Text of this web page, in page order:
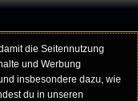
die Seitennutzung
und Werbung
insbesondere dazu, wie
du in unseren